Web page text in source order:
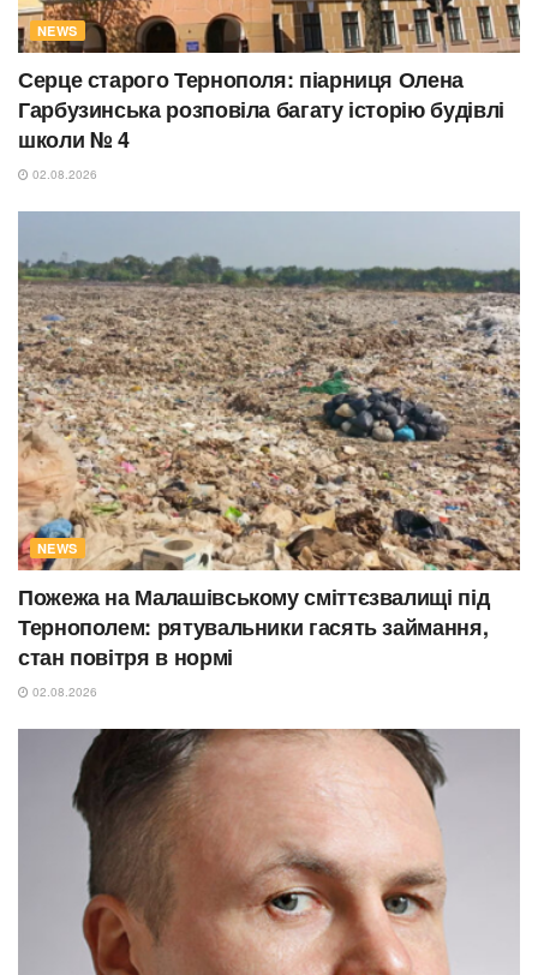
NEWS
Серце старого Тернополя: піарниця Олена
Гарбузинська розповіла багату історію будівлі
школи № 4
02.08.2026
NEWS
Пожежа на Малашівському сміттєзвалищі під
Тернополем: рятувальники гасять займання,
стан повітря в нормі
02.08.2026